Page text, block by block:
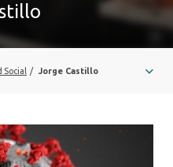
Social / Jorge Castillo